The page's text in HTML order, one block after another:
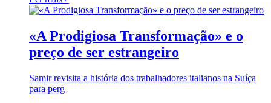
«A Prodigiosa Transformação» e o
preço de ser estrangeiro
Samir revisita a história dos trabalhadores italianos na Suíça
para perg